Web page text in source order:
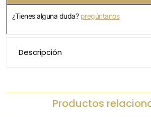
¿Tienes alguna duda? pregúntanos
Descripción
Productos